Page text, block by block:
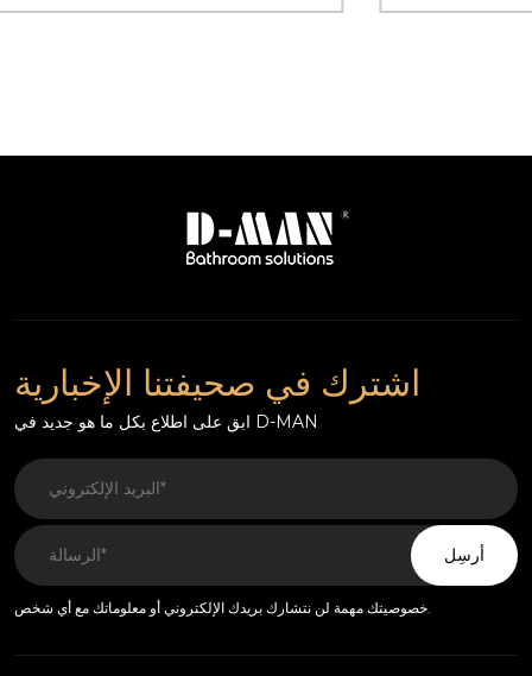
اشترك في صحيفتنا الإخبارية
ابق على اطلاع بكل ما هو جديد في D-MAN
أرسِل
خصوصيتك مهمة لن نتشارك بريدك الإلكتروني أو معلوماتك مع أي شخص.